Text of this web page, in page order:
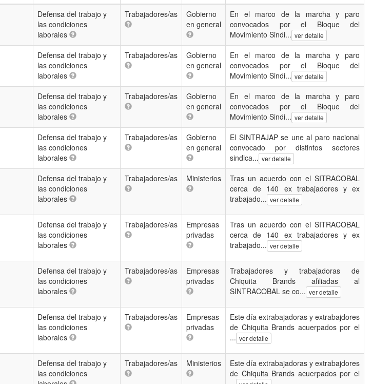
Defensa del trabajo y
las condiciones
laborales
Trabajadores/as
Gobierno
en general
En el marco de la marcha y paro
convocados por el Bloque del
Movimiento Sindi... ver detalle
Defensa del trabajo y
las condiciones
laborales
Trabajadores/as
Gobierno
en general
En el marco de la marcha y paro
convocados por el Bloque del
Movimiento Sindi... ver detalle
Defensa del trabajo y
las condiciones
laborales
Trabajadores/as
Gobierno
en general
En el marco de la marcha y paro
convocados por el Bloque del
Movimiento Sindi... ver detalle
Defensa del trabajo y
las condiciones
laborales
Trabajadores/as
Gobierno
en general
El SINTRAJAP se une al paro nacional
convocado por distintos sectores
sindica... ver detalle
Defensa del trabajo y
las condiciones
laborales
Trabajadores/as Ministerios
Tras un acuerdo con el SITRACOBAL
cerca de 140 ex trabajadores y ex
trabajado... ver detalle
Defensa del trabajo y
las condiciones
laborales
Trabajadores/as
Empresas
privadas
Tras un acuerdo con el SITRACOBAL
cerca de 140 ex trabajadores y ex
trabajado... ver detalle
Defensa del trabajo y
las condiciones
laborales
Trabajadores/as
Empresas
privadas
Trabajadores y trabajadoras de
Chiquita Brands afiliadas al
SINTRACOBAL se co... ver detalle
Defensa del trabajo y
las condiciones
laborales
Trabajadores/as
Empresas
privadas
Este día extrabajadoras y extrabajdores
de Chiquita Brands acuerpados por el
... ver detalle
Defensa del trabajo y
las condiciones
Trabajadores/as Ministerios
Este día extrabajadoras y extrabajdores
de Chiquita Brands acuerpados por el